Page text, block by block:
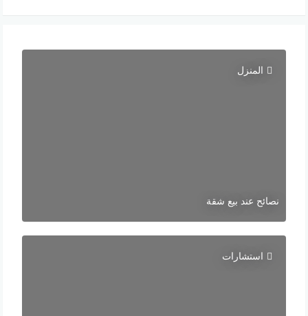
المنزل
نصائح عند بيع شقة
استشارات